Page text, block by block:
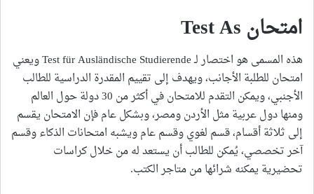
امتحان Test As
هذه المسمى هو اختصار لـ Test für Ausländische Studierende ويعني
امتحان للطلبة الأجانب، ويهدف إلى تقييم المقدرة الدراسية للطالب
الأجنبي، ويمكن التقدم للامتحان في أكثر من 30 دولة حول العالم
ومنها دول عربية مثل الأردن ومصر، وبشكل عام فإن الامتحان يقسم
إلى ثلاثة أقسام، قسم لغوي وقسم عام ويشبه امتحانات الذكاء وقسم
آخر تخصصي، يُمكن للطالب أن يستعد له من خلال كراسات
تحضيرية يمكنه شرائها من متاجر الكتب.